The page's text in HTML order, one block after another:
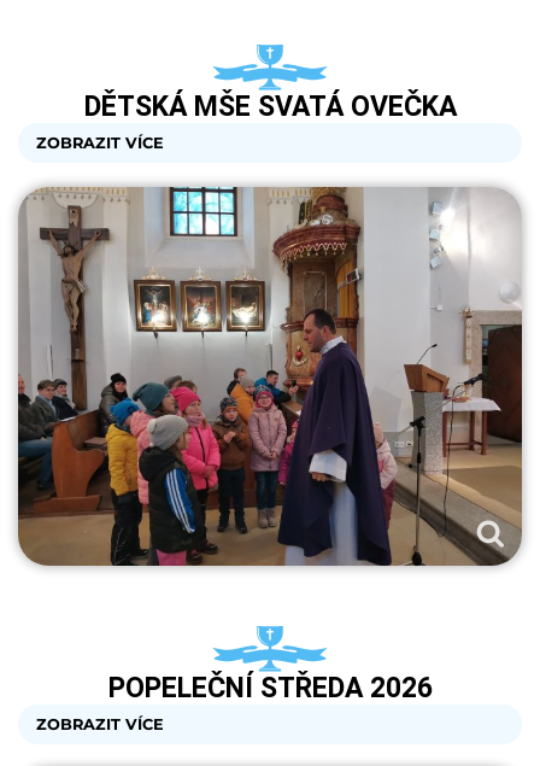
DĚTSKÁ MŠE SVATÁ OVEČKA
ZOBRAZIT VÍCE
POPELEČNÍ STŘEDA 2026
ZOBRAZIT VÍCE